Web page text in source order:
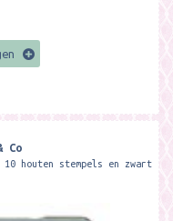
Co
houten stempels en zwart